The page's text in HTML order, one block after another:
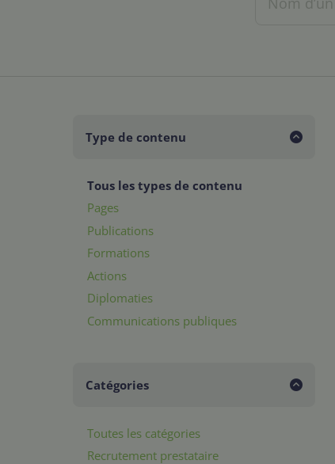
Type de contenu
Tous les types de contenu
Pages
Publications
Formations
Actions
Diplomaties
Communications publiques
Catégories
Toutes les catégories
Recrutement prestataire